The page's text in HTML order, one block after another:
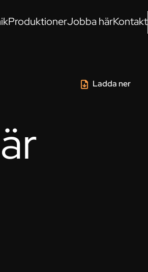
ProduktionerJobba härKontakt
Ladda ner